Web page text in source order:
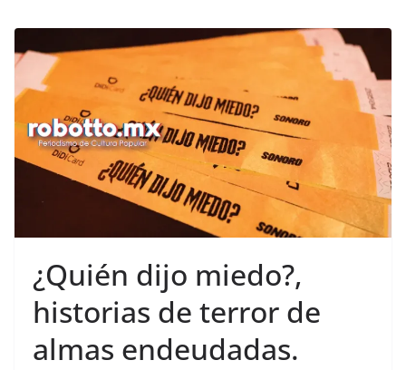
¿Quién dijo miedo?,
historias de terror de
almas endeudadas.